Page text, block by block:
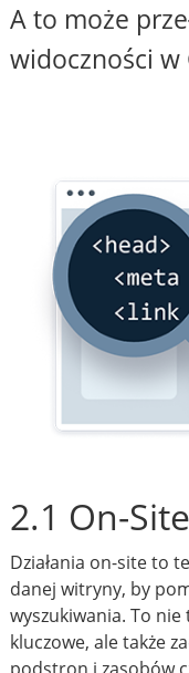
A to może
widoczności w
2.1 On-
Działania on-site to
danej witryny, by
wyszukiwania. To
kluczowe, ale także
podstron i zasobów